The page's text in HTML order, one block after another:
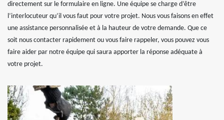
directement sur le formulaire en ligne. Une équipe se charge d’être
l’interlocuteur qu’il vous faut pour votre projet. Nous vous faisons en effet
une assistance personnalisée et à la hauteur de votre demande. Que ce
soit nous contacter rapidement ou vous faire rappeler, vous pouvez vous
faire aider par notre équipe qui saura apporter la réponse adéquate à
votre projet.